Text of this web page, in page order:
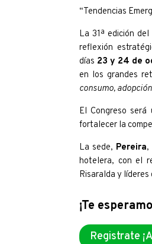
“Tendencias
La 31ª edición
reflexión
días 23 y 24 de
en los grandes
consumo,
El Congreso
fortalecer la
La sede, Pereira,
hotelera, con el
Risaralda y
¡Te
Registrate